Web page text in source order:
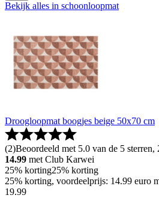
Bekijk alles in schoonloopmat
Droogloopmat boogjes beige 50x70 cm
(2)Beoordeeld met 5.0 van de 5 sterren,
14.99 met Club Karwei
25% korting25% korting
25% korting, voordeelprijs: 14.99 euro
19.99